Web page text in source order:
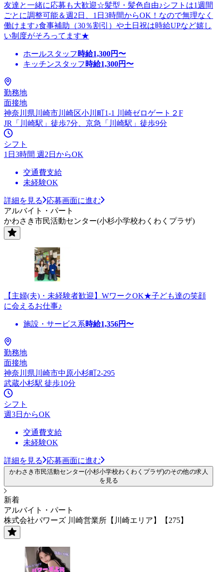
友達と一緒に応募も大歓迎☆髪型・髪色自由♪シフトは1週間
ごとに調整可能＆週2日、1日3時間からOK！なので無理なく
働けます♪食事補助（30％割引）や土日祝は時給UPなど嬉し
い制度がそろってます★
ホールスタッフ 時給1,300円〜
キッチンスタッフ 時給1,300円〜
勤務地
面接地
神奈川県川崎市川崎区小川町1-1 川崎ゼロゲート２F
JR「川崎駅」徒歩7分、京急「川崎駅」徒歩9分
シフト
1日3時間 週2日からOK
交通費支給
未経験OK
詳細を見る
応募画面に進む
アルバイト・パート
かわさき市民活動センター(小杉小学校わくわくプラザ)
【主婦(夫)・未経験者歓迎】WワークOK★子ども達の笑顔
に会えるお仕事♪
施設・サービス系時給1,356円〜
勤務地
面接地
神奈川県川崎市中原小杉町2-295
武蔵小杉駅 徒歩10分
シフト
週3日からOK
交通費支給
未経験OK
詳細を見る 応募画面に進む
かわさき市民活動センター(小杉小学校わくわくプラザ)のその他の求人
を見る
新着
アルバイト・パート
株式会社パワーズ 川崎営業所【川崎エリア】【275】